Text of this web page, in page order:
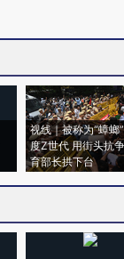
视线｜被称为“蟑螂
度Z世代 用街头抗
育部长拱下台